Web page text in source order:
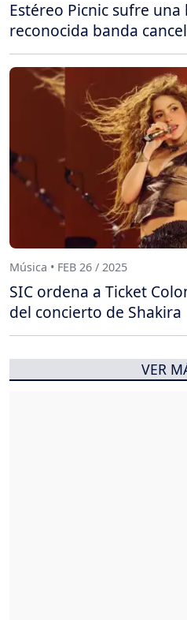
Estéreo Picnic sufre
reconocida banda
Música • FEB 26 / 2025
SIC ordena a Ticket
del concierto de Shakira
VER